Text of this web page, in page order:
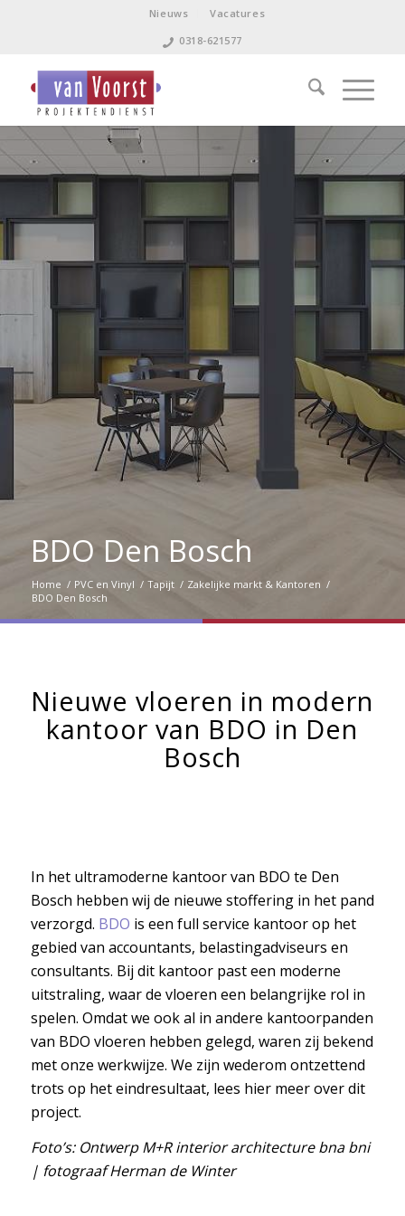
Nieuws
Vacatures
0318-621577
BDO Den Bosch
Home / PVC en Vinyl / Tapijt / Zakelijke markt & Kantoren /
BDO Den Bosch
Nieuwe vloeren in modern
kantoor van BDO in Den
Bosch
In het ultramoderne kantoor van BDO te Den
Bosch hebben wij de nieuwe stoffering in het pand
verzorgd. BDO is een full service kantoor op het
gebied van accountants, belastingadviseurs en
consultants. Bij dit kantoor past een moderne
uitstraling, waar de vloeren een belangrijke rol in
spelen. Omdat we ook al in andere kantoorpanden
van BDO vloeren hebben gelegd, waren zij bekend
met onze werkwijze. We zijn wederom ontzettend
trots op het eindresultaat, lees hier meer over dit
project.
Foto’s: Ontwerp M+R interior architecture bna bni
| fotograaf Herman de Winter